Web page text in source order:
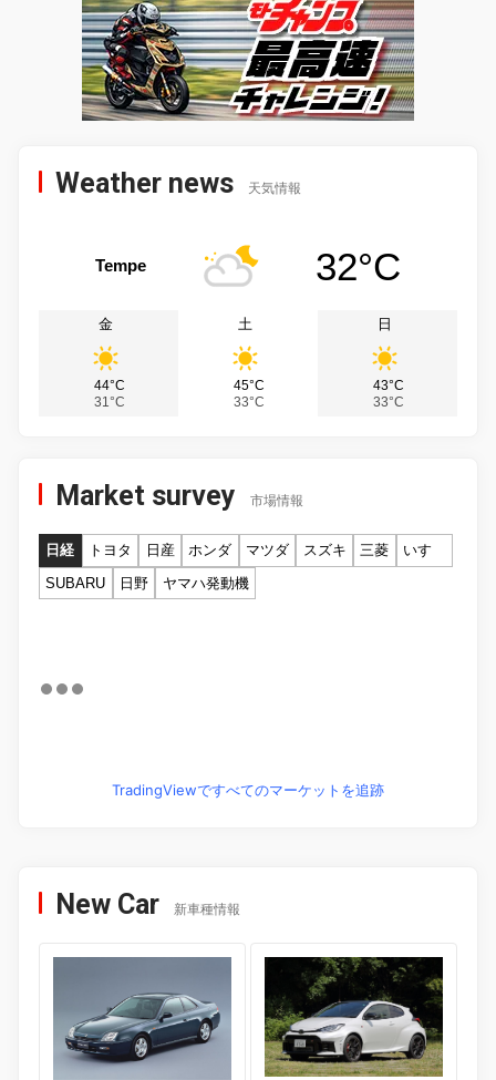
Weather news 天気情報
Tempe 32°C
金
44°C
31°C
土
45°C
33°C
日
43°C
33°C
Market survey 市場情報
日経 トヨタ 日産 ホンダ マツダ スズキ 三菱
いすゞ
SUBARU
日野 ヤマハ発動機
TradingViewですべてのマーケットを追跡
New Car 新車種情報